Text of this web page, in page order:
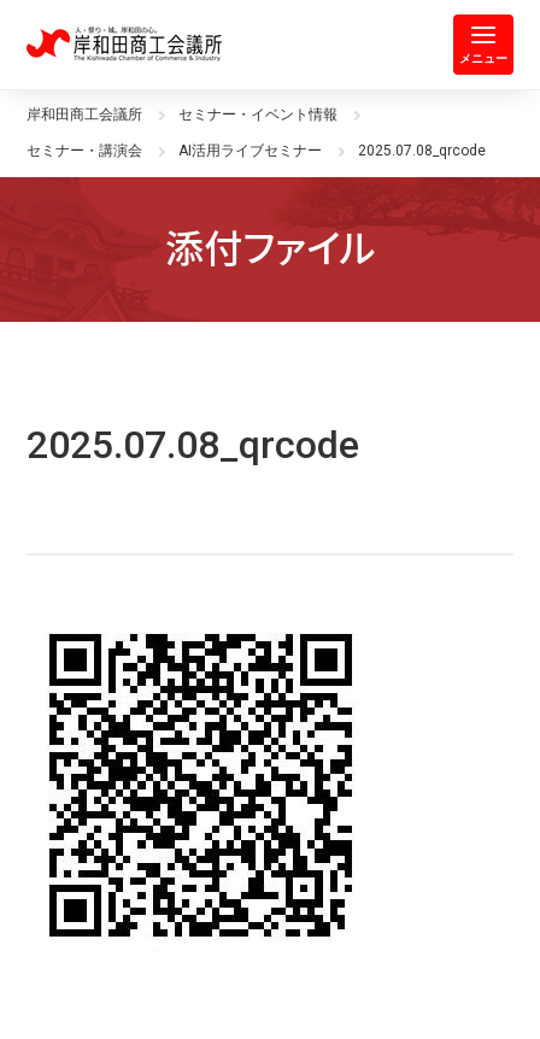
岸和田商工会議所 | 人・祭り・城。
メニュー
岸和田商工会議所 セミナー・イベント情報
セミナー・講演会 AI活用ライブセミナー 2025.07.08_qrcode
添付ファイル
2025.07.08_qrcode